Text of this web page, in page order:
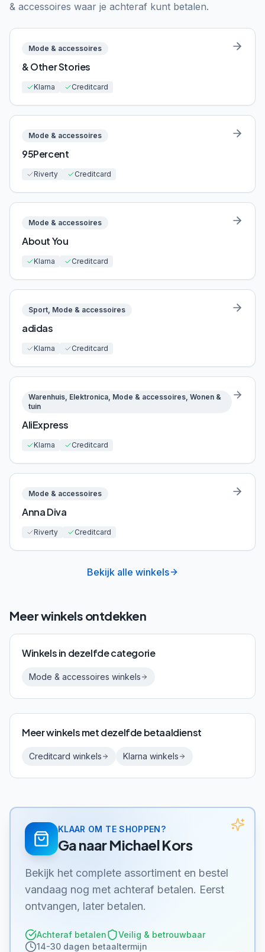
& accessoires waar je achteraf kunt betalen.
Mode & accessoires
& Other Stories
Klarna Creditcard
Mode & accessoires
95Percent
Riverty Creditcard
Mode & accessoires
About You
Klarna Creditcard
Sport, Mode & accessoires
adidas
Klarna Creditcard
Warenhuis, Elektronica, Mode & accessoires, Wonen &
tuin
AliExpress
Klarna Creditcard
Mode & accessoires
Anna Diva
Riverty Creditcard
Bekijk alle winkels
Meer winkels ontdekken
Winkels in dezelfde categorie
Mode & accessoires winkels
Meer winkels met dezelfde betaaldienst
Creditcard winkels Klarna winkels
KLAAR OM TE SHOPPEN?
Ga naarMichael Kors
Bekijk het complete assortiment en bestel
vandaag nog met achteraf betalen. Eerst
ontvangen, later betalen.
Achteraf betalen
Veilig & betrouwbaar
14-30 dagen betaaltermijn